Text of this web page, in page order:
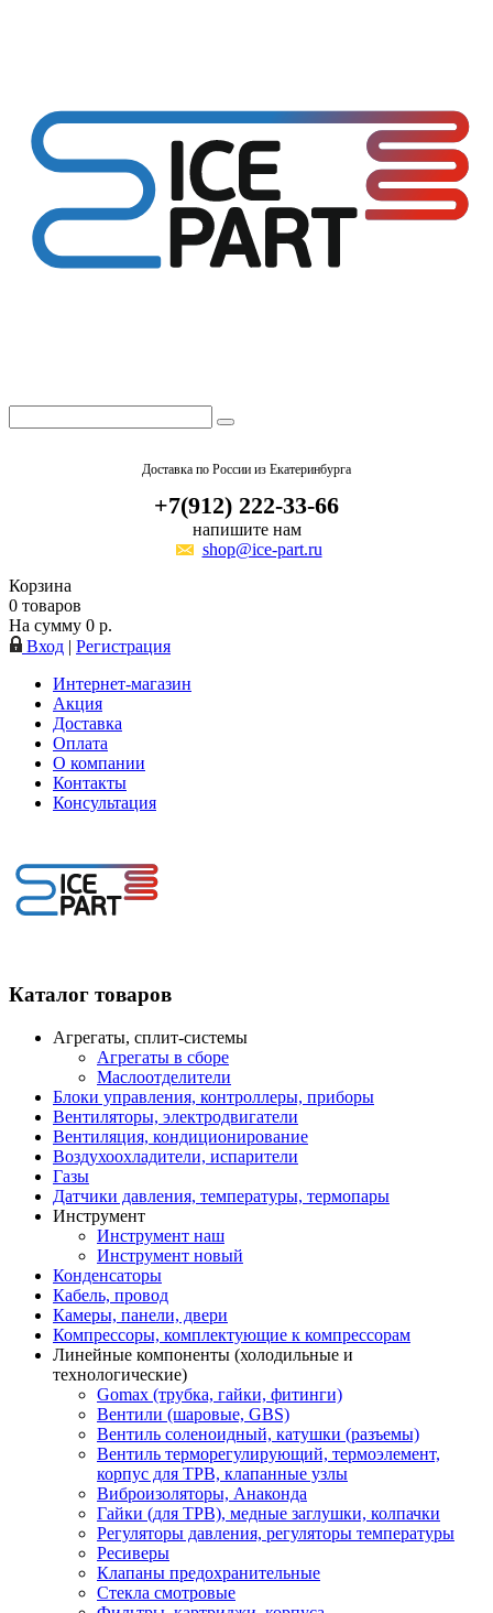
Доставка по России из Екатеринбурга
+7(912) 222-33-66
напишите нам
shop@ice-part.ru
Корзина
0 товаров
На сумму 0 р.
Вход | Регистрация
Интернет-магазин
Акция
Доставка
Оплата
О компании
Контакты
Консультация
Каталог товаров
Агрегаты, сплит-системы
Агрегаты в сборе
Маслоотделители
Блоки управления, контроллеры, приборы
Вентиляторы, электродвигатели
Вентиляция, кондиционирование
Воздухоохладители, испарители
Газы
Датчики давления, температуры, термопары
Инструмент
Инструмент наш
Инструмент новый
Конденсаторы
Кабель, провод
Камеры, панели, двери
Компрессоры, комплектующие к компрессорам
Линейные компоненты (холодильные и
технологические)
Gomax (трубка, гайки, фитинги)
Вентили (шаровые, GBS)
Вентиль соленоидный, катушки (разъемы)
Вентиль терморегулирующий, термоэлемент,
корпус для ТРВ, клапанные узлы
Виброизоляторы, Анаконда
Гайки (для ТРВ), медные заглушки, колпачки
Регуляторы давления, регуляторы температуры
Ресиверы
Клапаны предохранительные
Стекла смотровые